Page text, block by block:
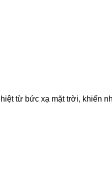
từ bức xạ mặt trời, khiến